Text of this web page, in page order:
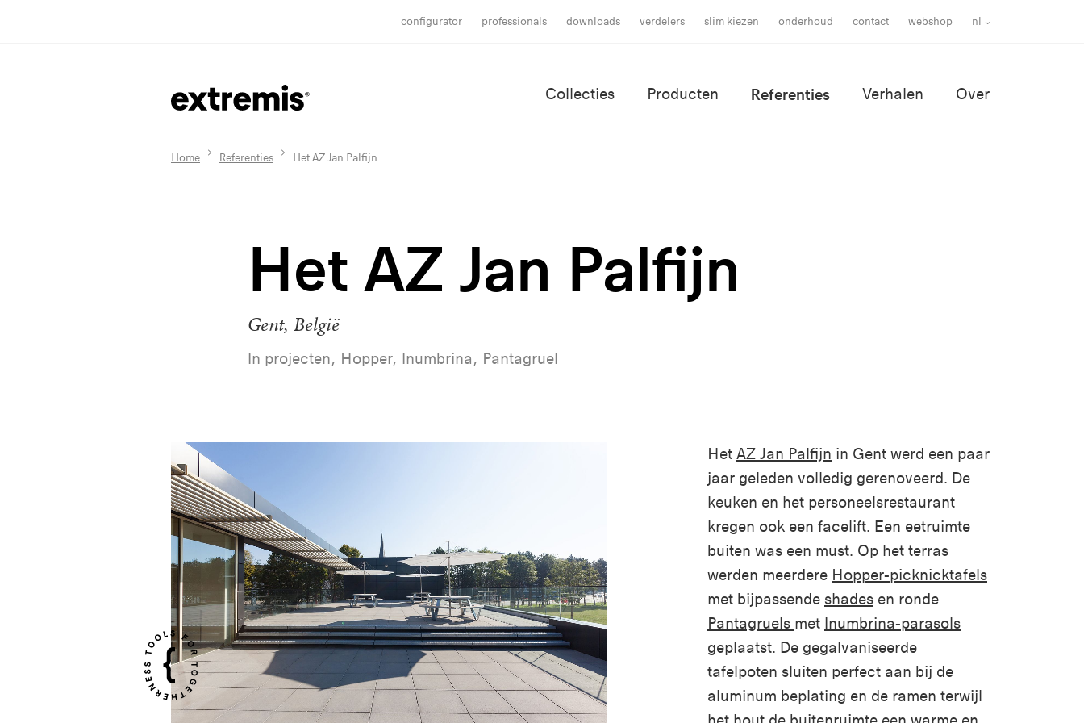
configurator professionals downloads verdelers slim kiezen onderhoud contact webshop nl
Collecties Producten Referenties Verhalen Over
Home Referenties Het AZ Jan Palfijn
Het AZ Jan Palfijn
Gent, België
In projecten, Hopper, Inumbrina, Pantagruel
Het AZ Jan Palfijn in Gent werd een paar
jaar geleden volledig gerenoveerd. De
keuken en het personeelsrestaurant
kregen ook een facelift. Een eetruimte
buiten was een must. Op het terras
werden meerdere Hopper-picknicktafels
met bijpassende shades en ronde
Pantagruels met Inumbrina-parasols
geplaatst. De gegalvaniseerde
tafelpoten sluiten perfect aan bij de
aluminum beplating en de ramen terwijl